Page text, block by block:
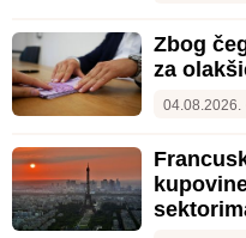
Zbog
za
04.08.2026.